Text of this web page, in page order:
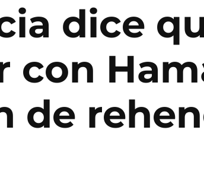
dice
con
de